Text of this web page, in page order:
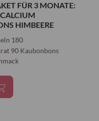
FÜR 3 MONATE:
HIMBEERE
180
90 Kaubonbons